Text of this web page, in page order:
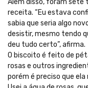
Além disso, foram
receita. “Eu estava
sabia que seria algo
desistir, mesmo tendo
deu tudo certo”, afirma.
O biscoito é feito de
rosas e outros
porém é preciso que